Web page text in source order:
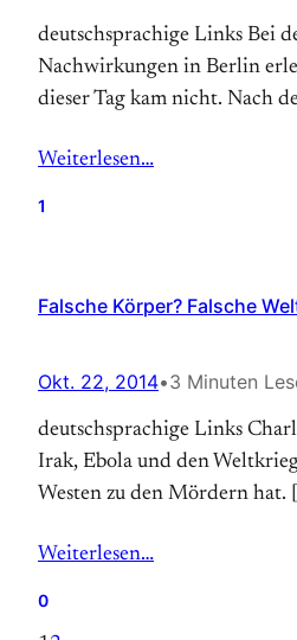
deutschsprachige Links Bei
Nachwirkungen in Berlin
dieser Tag kam nicht. Nach
Weiterlesen…
1
Falsche Körper? Falsche
Okt. 22, 2014•3 Minuten
deutschsprachige Links
Irak, Ebola und den
Westen zu den Mördern hat.
Weiterlesen…
0